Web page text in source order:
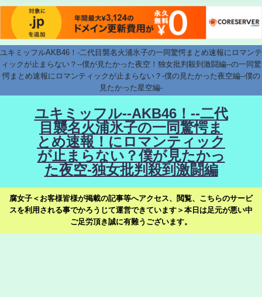
ユキミッフルAKB46！-二代目襲名火浦氷子の一同驚愕まとめ速報にロマンテ
ィックが止まらない？--僕が見たかった夜空！独女批判殺到激闘編--の一同驚
愕まとめ速報にロマンティックが止まらない？-僕の見たかった夜空編--僕の
見たかった星空編-
ユキミッフル--AKB46！--二代
目襲名火浦氷子の一同驚愕ま
とめ速報！にロマンティック
が止まらない？僕が見たかっ
た夜空-独女批判殺到激闘編
腐女子＜お客様皆様が掲載の記事等へアクセス、閲覧、こちらのサービ
スを利用される事でかろうじて運営できています＞本日は足元が悪い中
ご足労頂き誠に有難うございます。